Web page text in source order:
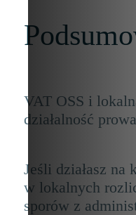
VAT OSS i
działalność
Jeśli działasz
w lokalnych
sporów z